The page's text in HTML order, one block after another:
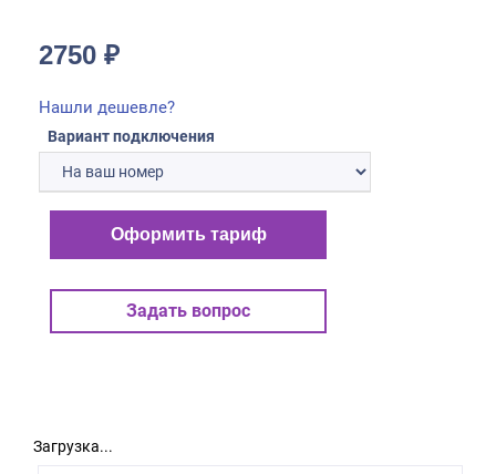
2750 ₽
Нашли дешевле?
Вариант подключения
Оформить тариф
Задать вопрос
Загрузка...